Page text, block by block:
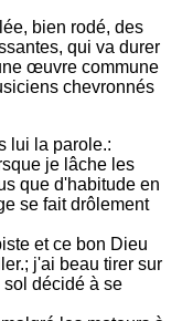
bien rodé, des
qui va durer
œuvre commune
chevronnés
lui la parole.:
je lâche les
que d'habitude en
se fait drôlement
et ce bon Dieu
j'ai beau tirer sur
sol décidé à se